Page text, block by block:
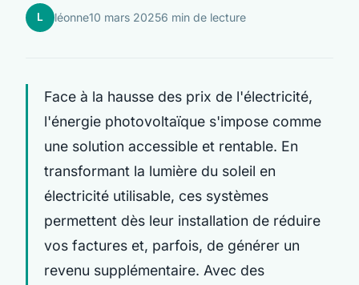
L léonne10 mars 20256 min de lecture
Face à la hausse des prix de l'électricité,
l'énergie photovoltaïque s'impose comme
une solution accessible et rentable. En
transformant la lumière du soleil en
électricité utilisable, ces systèmes
permettent dès leur installation de réduire
vos factures et, parfois, de générer un
revenu supplémentaire. Avec des